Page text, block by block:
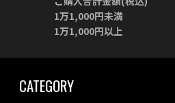
1万1,000円未満
1万1,000円以上
CATEGORY